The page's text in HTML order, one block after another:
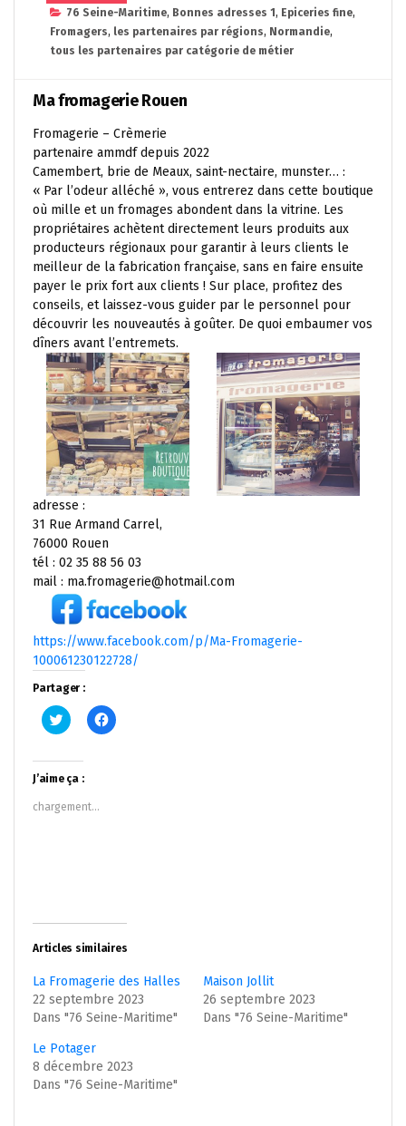
76 Seine-Maritime, Bonnes adresses 1 , Epiceries fine,
Fromagers, les partenaires par régions, Normandie,
tous les partenaires par catégorie de métier
Ma fromagerie Rouen
Fromagerie – Crèmerie
partenaire ammdf depuis 2022
Camembert, brie de Meaux, saint-nectaire, munster… :
« Par l’odeur alléché », vous entrerez dans cette boutique
où mille et un fromages abondent dans la vitrine. Les
propriétaires achètent directement leurs produits aux
producteurs régionaux pour garantir à leurs clients le
meilleur de la fabrication française, sans en faire ensuite
payer le prix fort aux clients ! Sur place, profitez des
conseils, et laissez-vous guider par le personnel pour
découvrir les nouveautés à goûter. De quoi embaumer vos
dîners avant l’entremets.
adresse :
31 Rue Armand Carrel,
76000 Rouen
tél : 02 35 88 56 03
mail : ma.fromagerie@hotmail.com
https://www.facebook.com/p/Ma-Fromagerie-
100061230122728/
Partager :
Cliquez
pour
Twitter(ouvre
dans
une
nouvelle
fenêtre)
Cliquez
pour
J’aime ça :
chargement…
Articles similaires
La Fromagerie des Halles
22 septembre 2023
Dans "76 Seine-Maritime"
Maison Jollit
26 septembre 2023
Dans "76 Seine-Maritime"
Le Potager
8 décembre 2023
Dans "76 Seine-Maritime"